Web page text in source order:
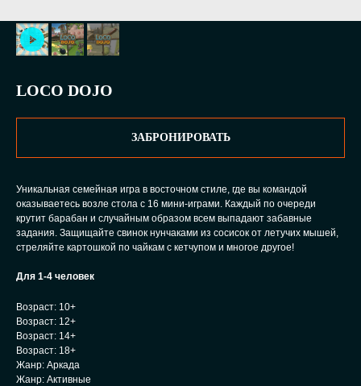
LOCO DOJO
ЗАБРОНИРОВАТЬ
Уникальная семейная игра в восточном стиле, где вы командой
оказываетесь возле стола с 16 мини-играми. Каждый по очереди
крутит барабан и случайным образом всем выпадают забавные
задания. Защищайте свинок нунчаками из сосисок от летучих мышей,
стреляйте картошкой по чайкам с кетчупом и многое другое!
Для 1-4 человек
Возраст: 10+
Возраст: 12+
Возраст: 14+
Возраст: 18+
Жанр: Аркада
Жанр: Активные